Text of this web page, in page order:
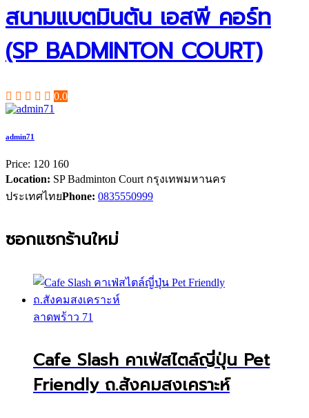
สนามแบตมินตัน เอสพี คอร์ท
(SP BADMINTON COURT)
0.0
admin71
Price: 120 160
Location: SP Badminton Court กรุงเทพมหานคร
ประเทศไทยPhone: 0835550999
ซอกแซกร้านใหม่
ลาดพร้าว 71
Cafe Slash คาเฟ่สไตล์ญี่ปุ่น Pet
Friendly ถ.สังคมสงเคราะห์